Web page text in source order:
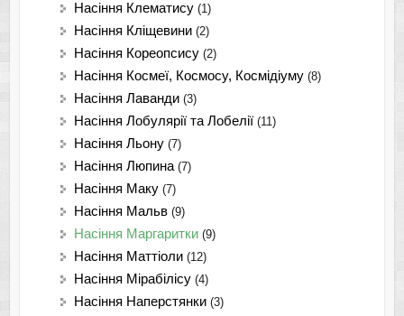
Насіння Клематису (1)
Насіння Кліщевини (2)
Насіння Кореопсису (2)
Насіння Космеї, Космосу, Космідіуму (8)
Насіння Лаванди (3)
Насіння Лобулярії та Лобелії (11)
Насіння Льону (7)
Насіння Люпина (7)
Насіння Маку (7)
Насіння Мальв (9)
Насіння Маргаритки (9)
Насіння Маттіоли (12)
Насіння Мірабілісу (4)
Насіння Наперстянки (3)